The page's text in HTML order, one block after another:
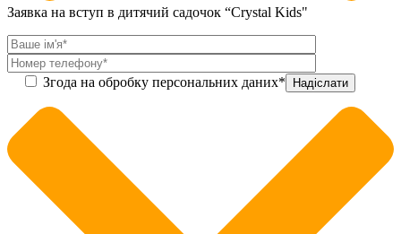
Заявка на вступ в дитячий садочок “Crystal Kids"
Згода на обробку персональних даних*